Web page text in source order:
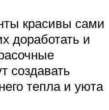
красивы сами
доработать и
создавать
тепла и уюта